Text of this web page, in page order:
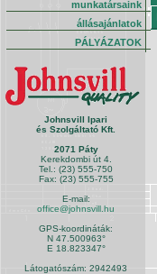
munkatársaink
állásajánlatok
PÁLYÁZATOK
Johnsvill Ipari
és Szolgáltató Kft.
2071 Páty
Kerekdombi út 4.
Tel.: (23) 555-750
Fax: (23) 555-755
E-mail:
office@johnsvill.hu
GPS-koordináták:
N 47.500963°
E 18.823347°
Látogatószám: 2942493